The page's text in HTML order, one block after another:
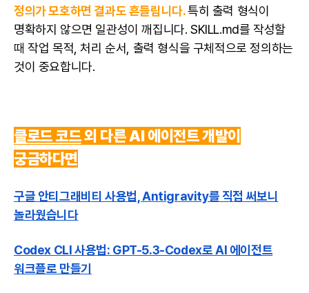
정의가 모호하면 결과도 흔들립니다.특히 출력 형식이
명확하지 않으면 일관성이 깨집니다. SKILL.md를 작성할
때 작업 목적, 처리 순서, 출력 형식을 구체적으로 정의하는
것이 중요합니다.
클로드 코드외 다른 AI 에이전트 개발이
궁금하다면
구글 안티그래비티 사용법, Antigravity를 직접 써보니
놀라웠습니다
Codex CLI 사용법: GPT-5.3-Codex로 AI 에이전트
워크플로 만들기